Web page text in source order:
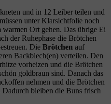
und in 12 Leiber teilen und
unter Klarsichtfolie noch
warmen Ort gehen. Das übrige Ei
der Ruhephase die Brötchen
Die Brötchen auf
Backblech(en) verteilen. Den
vorheizen und die Brötchen
goldbraun sind. Danach das
nehmen und die Brötchen
bleiben die Buns frisch